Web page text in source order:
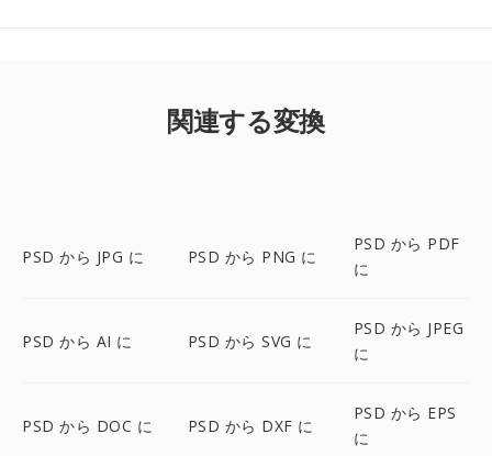
関連する変換
PSD から JPG に PSD から PNG に
PSD から PDF
に
PSD から AI に PSD から SVG に
PSD から JPEG
に
PSD から DOC に PSD から DXF に
PSD から EPS
に